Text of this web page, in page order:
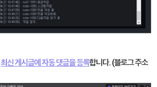
최신 게시글에 자동 댓글을 등록합니다. (블로그 주소